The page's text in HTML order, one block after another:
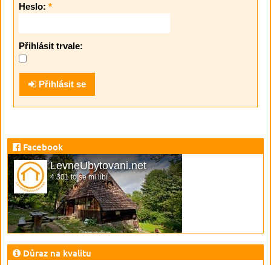
Heslo: *
Přihlásit trvale:
Přihlásit se
Facebook
LevneUbytovani.net
4 301 to se mi líbí
Důraz na kvalitu